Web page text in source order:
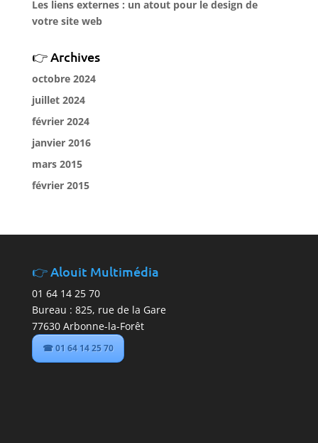
Les liens externes : un atout pour le design de
votre site web
Archives
octobre 2024
juillet 2024
février 2024
janvier 2016
mars 2015
février 2015
Alouit Multimédia
01 64 14 25 70
Bureau : 825, rue de la Gare
77630 Arbonne-la-Forêt
☎ 01 64 14 25 70